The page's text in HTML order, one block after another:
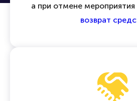
а при отмене
возврат